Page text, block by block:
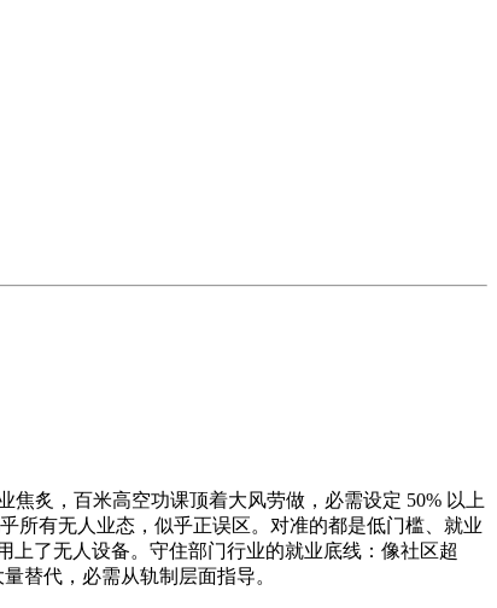
炙，百米高空功课顶着大风劳做，必需设定 50% 以上
所有无人业态，似乎正误区。对准的都是低门槛、就业
了无人设备。守住部门行业的就业底线：像社区超
替代，必需从轨制层面指导。